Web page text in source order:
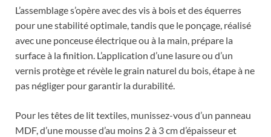
L’assemblage s’opère avec des vis à bois et des équerres
pour une stabilité optimale, tandis que le ponçage, réalisé
avec une ponceuse électrique ou à la main, prépare la
surface à la finition. L’application d’une lasure ou d’un
vernis protège et révèle le grain naturel du bois, étape à ne
pas négliger pour garantir la durabilité.
Pour les têtes de lit textiles, munissez-vous d’un panneau
MDF, d’une mousse d’au moins 2 à 3 cm d’épaisseur et